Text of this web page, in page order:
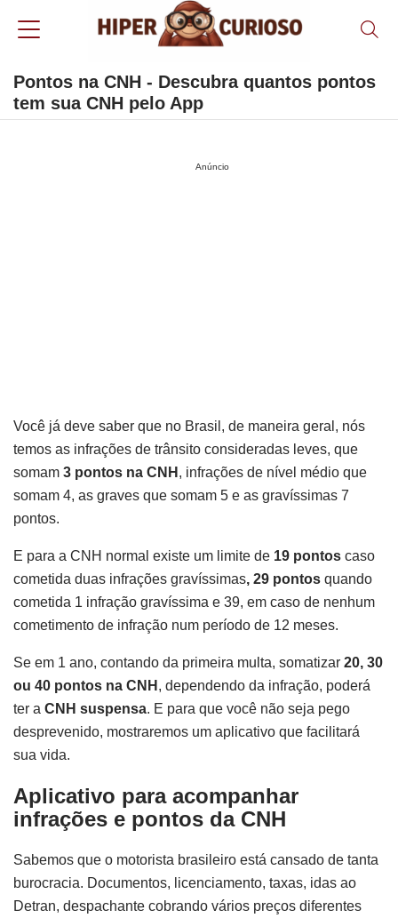
Pontos na CNH - Descubra quantos pontos
tem sua CNH pelo App
Anúncio
Você já deve saber que no Brasil, de maneira geral, nós
temos as infrações de trânsito consideradas leves, que
somam 3 pontos na CNH , infrações de nível médio que
somam 4, as graves que somam 5 e as gravíssimas 7
pontos.
E para a CNH normal existe um limite de 19 pontos caso
cometida duas infrações gravíssimas, 29 pontos quando
cometida 1 infração gravíssima e 39, em caso de nenhum
cometimento de infração num período de 12 meses.
Se em 1 ano, contando da primeira multa, somatizar 20, 30
ou 40 pontos na CNH , dependendo da infração, poderá
ter a CNH suspensa. E para que você não seja pego
desprevenido, mostraremos um aplicativo que facilitará
sua vida.
Aplicativo para acompanhar
infrações e pontos da CNH
Sabemos que o motorista brasileiro está cansado de tanta
burocracia. Documentos, licenciamento, taxas, idas ao
Detran, despachante cobrando vários preços diferentes